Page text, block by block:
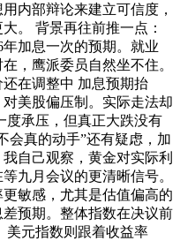
内部辩论来建立可信度，
。 背景再往前推一点：
加息一次的预期。就业
，鹰派委员自然坐不住。
在调整中 加息预期抬
美股偏压制。实际走法却
度承压，但真正大跌没有
会真的动手”还有疑虑，加
自己观察，黄金对实际利
九月会议的更清晰信号。
敏感，尤其是估值偏高的
预期。整体指数在决议前
美元指数则跟着收益率